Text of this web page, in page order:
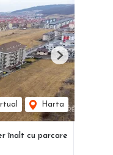
Harta
Next
înalt cu parcare